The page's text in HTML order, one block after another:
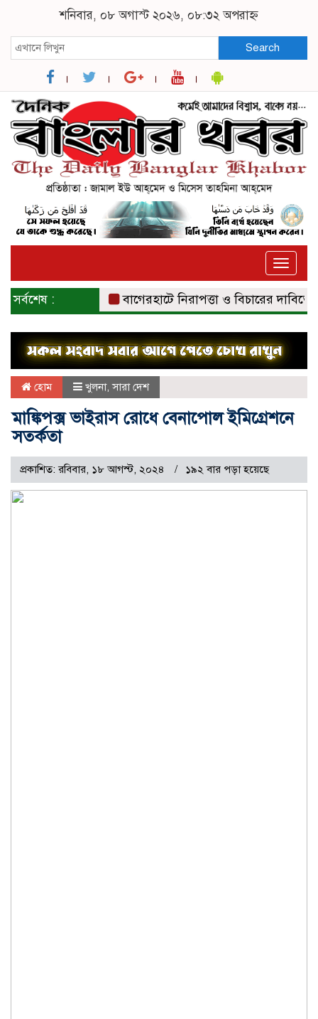
শনিবার, ০৮ অগাস্ট ২০২৬, ০৮:৩২ অপরাহ্ন
Search
Toggle
সর্বশেষ : বাগেরহাটে নিরাপত্তা ও বিচারের দাবিতে
হোম খুলনা,সারা দেশ
মাঙ্কিপক্স ভাইরাস রোধে বেনাপোল ইমিগ্রেশনে
সতর্কতা
প্রকাশিত: রবিবার, ১৮ আগস্ট, ২০২৪ ১৯২ বার পড়া হয়েছে